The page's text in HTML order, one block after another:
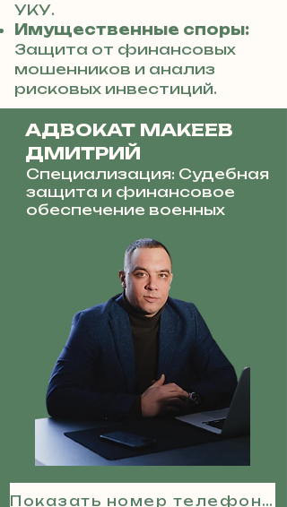
УКУ.
Имущественные споры:
Защита от финансовых
мошенников и анализ
рисковых инвестиций.
АДВОКАТ МАКЕЕВ
ДМИТРИЙ
Специализация: Судебная
защита и финансовое
обеспечение военных
Показать номер телефона